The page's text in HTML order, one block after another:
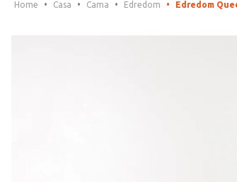
Casa Cama Edredom Edredom